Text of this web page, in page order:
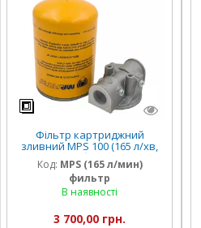
Фільтр картриджний
зливний MPS 100 (165 л/хв,
12 барів)
Код: MPS (165 л/мин)
фильтр
В наявності
3 700,00 грн.